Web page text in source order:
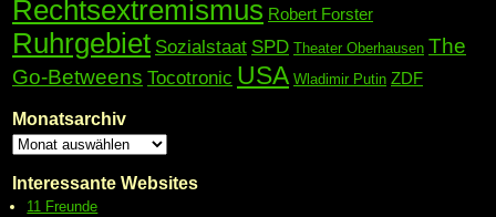
Rechtsextremismus Robert Forster
Ruhrgebiet Sozialstaat SPD Theater Oberhausen The
Go-Betweens Tocotronic USA Wladimir Putin ZDF
Monatsarchiv
Interessante Websites
11 Freunde